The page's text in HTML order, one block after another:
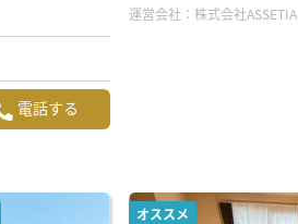
電話する
運営会社：株式会社ASSETIA
オススメ